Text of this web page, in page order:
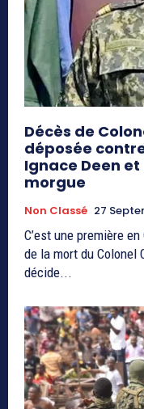
Décès de
déposée
Ignace Deen
morgue
Non Classé 27
C’est une première
de la mort du Colonel
décide...